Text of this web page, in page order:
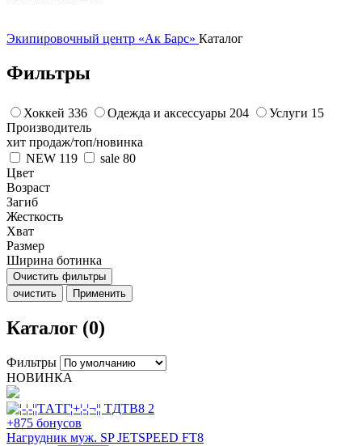
Экипировочный центр «Ак Барс» Каталог
Фильтры
Хоккей 336 Одежда и аксессуары 204 Услуги 15
Производитель
хит продаж/топ/новинка
NEW 119 sale 80
Цвет
Возраст
Загиб
Жесткость
Хват
Размер
Ширина ботинка
Очистить фильтры
очистить
Применить
Каталог (0)
Фильтры
НОВИНКА
+875 бонусов
Нагрудник муж. SP JETSPEED FT8